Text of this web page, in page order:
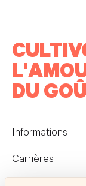
DU
Informations
Maison Kayser
Carrières